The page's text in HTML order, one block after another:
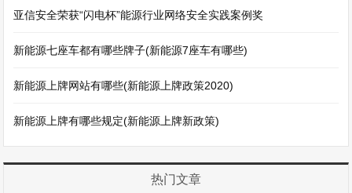
亚信安全荣获“闪电杯”能源行业网络安全实践案例奖
新能源七座车都有哪些牌子(新能源7座车有哪些)
新能源上牌网站有哪些(新能源上牌政策2020)
新能源上牌有哪些规定(新能源上牌新政策)
热门文章